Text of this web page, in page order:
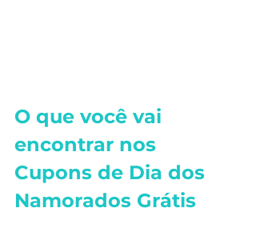
O que você vai
encontrar nos
Cupons de Dia dos
Namorados Grátis